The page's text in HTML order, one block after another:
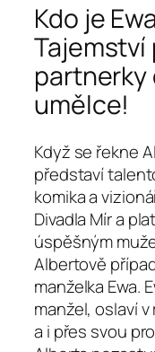
Kdo je
Tajemství
umělce!
Když se řekne
představí
komika a
Divadla Mír a
úspěšným
Albertově
manželka Ewa.
manžel, oslaví
a i přes svou